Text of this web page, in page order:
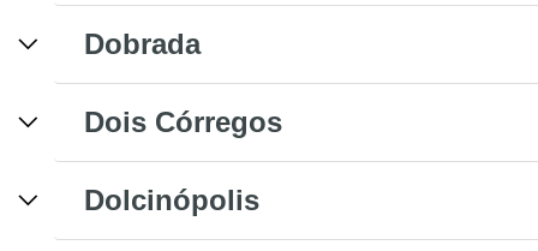
Dobrada
Dois Córregos
Dolcinópolis